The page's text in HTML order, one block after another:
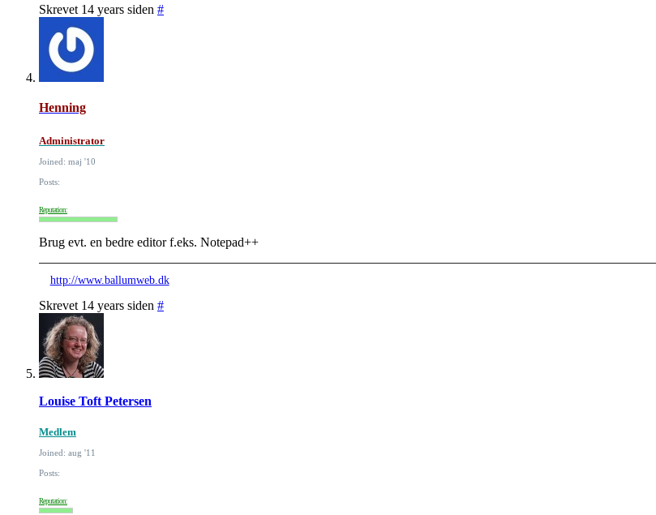
Skrevet 14 years siden #
Henning
Administrator
Joined: maj '10
Posts:
Reputation:
Brug evt. en bedre editor f.eks. Notepad++
http://www.ballumweb.dk
Skrevet 14 years siden #
Louise Toft Petersen
Medlem
Joined: aug '11
Posts:
Reputation: